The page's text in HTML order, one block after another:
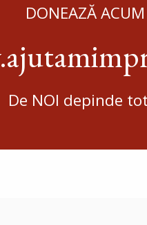
DONEAZĂ ACUM
De NOI depinde